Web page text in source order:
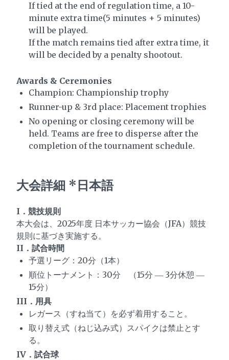
If tied at the end of regulation time, a 10-
minute extra time(5 minutes + 5 minutes)
will be played.
If the match remains tied after extra time, it
will be decided by a penalty shootout.
Awards & Ceremonies
Champion: Championship trophy
Runner-up & 3rd place: Placement trophies
No opening or closing ceremony will be
held. Teams are free to disperse after the
completion of the tournament schedule.
大会詳細 *日本語
I．競技規則
本大会は、2025年度 日本サッカー協会（JFA）競技
規則に基づき実施する。
II．試合時間
予選リーグ：20分（1本）
順位トーナメント：30分 （15分 ― 3分休憩 ―
15分）
III．用具
レガース（すね当て）を必ず着用すること。
取り替え式（ねじ込み式）スパイクは禁止とす
る。
IV．試合球